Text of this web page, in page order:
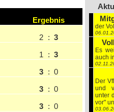
Ergebnis
2 : 3
1 : 3
3 : 0
3 : 0
3 : 0
der
Es
auch
Der
und
unter
vor"